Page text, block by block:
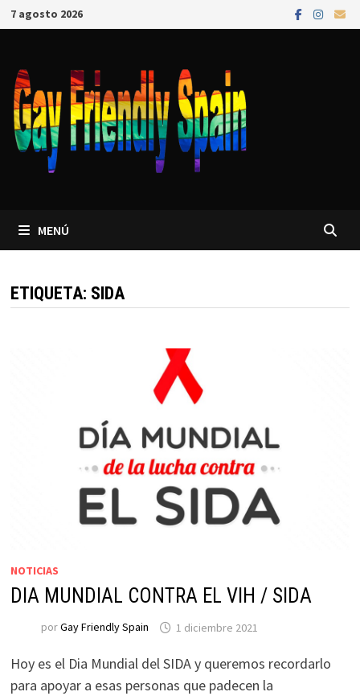
7 agosto 2026
MENÚ
ETIQUETA: SIDA
NOTICIAS
DIA MUNDIAL CONTRA EL VIH / SIDA
porGay Friendly Spain 1 diciembre 2021
Hoy es el Dia Mundial del SIDA y queremos recordarlo
para apoyar a esas personas que padecen la